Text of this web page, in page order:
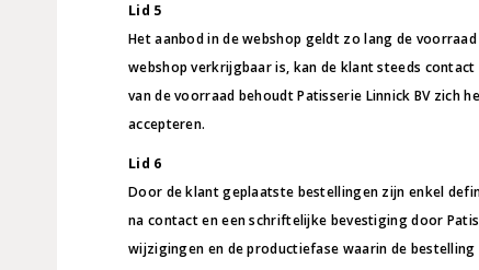
Lid 5
Het aanbod in de webshop geldt zo lang de
webshop verkrijgbaar is, kan de klant steeds
van de voorraad behoudt Patisserie Linnick BV zich
accepteren.
Lid 6
Door de klant geplaatste bestellingen zijn enkel
na contact en een schriftelijke bevestiging door
wijzigingen en de productiefase waarin de